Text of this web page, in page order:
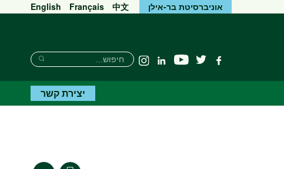
אוניברסיטת בר-אילן English Français 中文
פייסבוקטוויטר יוטיוב Linkedin
Instagram
חיפוש
Search
Search
יצירת קשר